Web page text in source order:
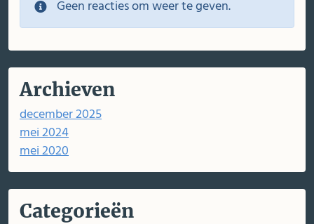
Geen reacties om weer te geven.
Archieven
december 2025
mei 2024
mei 2020
Categorieën